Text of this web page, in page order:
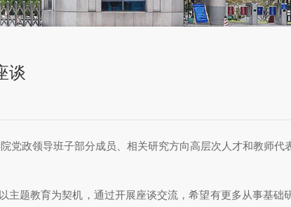
谈
党政领导班子部分成员、相关研究方向高层次人才和教师代
题教育为契机，通过开展座谈交流，希望有更多从事基础